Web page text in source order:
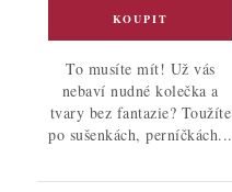
To musíte mít! Už vás
nebaví nudné kolečka a
tvary bez fantazie? Toužíte
po sušenkách, perníčkách...